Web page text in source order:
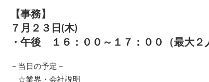
【事務】
７月２３日(木)
・午後 １６：００～１７：００（最大２
－当日の予定－
☆業界・会社説明